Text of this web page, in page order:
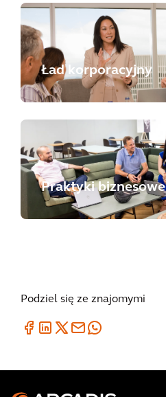
Ład korporacyjny
Praktyki biznesowe
Podziel się ze znajomymi